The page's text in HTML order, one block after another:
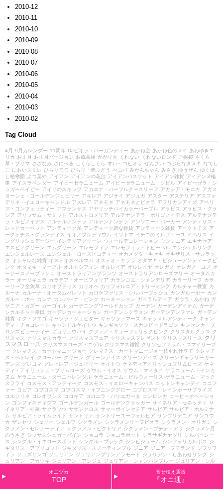
2010-12
2010-11
2010-10
2010-09
2010-08
2010-07
2010-06
2010-05
2010-04
2010-03
2010-02
Tag Cloud
4月 9月カレンダー 11周年 DJビオラ・バーガンディー あかね空 あかね色のメイ
あわゆきエ
リカ お正月 お正月バージョン お歳暮用 かがり火 くれない くれないロンド ご挨拶 さくら
草・プリマ さざなみ さにべる しくらしくら すい～つビオラ ぜんざい つぶらなタヌキ なでし
こ
においスミレ ひらりモモ ひらり・赤ぶどう べコパ みかんちゃん みさき ゆうぜん
ゆくは
し植物園
よつ葉や アイアン アイアンの花台 アイアンバスケット アイアン雑貨 アイアン３輪
車 アイスラベンダー アイビーゼラニューム アイビーゼラニューム・シビル アイビーゼラ・シ
ュガーベイビー アイリのスキップ アカエナ・パープルグースリーフ アカシア・モニカ アガス
ターシェ・ゴールデンジュビリー アキレア アジサイ アジュガ アスター アステリア アスフォ
デリネ・イエローキャンドル アズレア アネモネ アネモネとビオラ アフリカンアイズ アベリ
ア・コンフェッティー アマランサス アヤリッチバイカラーパープル アラビス
アラビス・グラ
シア アリッサム・サミット アルストロメリア アルテナンテラ・ポリゴノイデス
アルテナンテ
ラ・ルビノイデス
アルテルナンテラ アルテンナンテラ アンソニー・パーカー アンティリス・
レッドカーペット
アンティーク系 アンティーク調な雑貨 アンティーク雑貨 アークトチス
ア
ークトチス・グランディス
イオノプシディウム イソトマ イチゴのミルフィーユ イベリス
イ
ングリッシュデージー インテリアグリーン ウォールデコレーション ウンシニア エキナセア
エスピノグリーン エムグリーン エレモフィラ エレモフィラ・トビーベル エンジェルリング
エンジェルレース
エンジェル・ローズピコティー オカメヅタ・キセキ オキザリス・サンラッ
ク
オシャレな雑貨 オステオスペルマム オステオ・キララ
オダマキ・ビジューアンティークピ
ンク
オダマキ・マーブル オルトシフォン オルレイア オルレイヤ オレガノ オレガノ・ユノ
オ
ージースノーブッシュ
オーストラリアンプランツ オーストラリアンローズマリー オータムカ
ラー オーリキュラ カラテア・オービフォリア カランコエ・シャンデリア カラーリーフ カラ
ーリーフ金魚草 カリオプテリス カリオペ カリフォルニア・ドリーミング カルチャー教室 カ
ルーナ カルーナ・オータムパレット カロケファリス・シルバーブッシュ カンガルーポー カン
ガルー・ポー カンナ カンパーナ・ピンク カーネーション ガイラルディア ガウラ・あかね ガ
ザニア・ガズー ガーゴイル ガーデニングワールドカップ ガーデン ガーデンアイテム ガーデ
ンカルチャー幸田
ガーデンカーネーション ガーデンシクラメン ガーデンデンファレ ガーデン
雑貨 キク・フエゴ キャツラ・ジュピター キャツラ・マーズ キャラメルアンティーク
キャン
ディ・チョコレート
キャンドルケイトウ キンギョソウ・スカンピードラゴン キンセンカ・ブ
ロンズビューティー ギョリュウバイ クフェア・キューフェリックピンク クリスタルグラス
ク
リスマス
クリスマスカラー クリスマスフェア クリスマスプレゼント クリスマスリース
クリ
スマスローズ クリスマスローズ・ニゲル クリスマス雑貨 クリソセファラム・スマイリープ
ー クレマチス・カートマニージョー クレマチス・カートマニージョー枝垂れ仕立て クレマチ
ス・ペトレイ
クローバー グリーン グリーンアイス グリーンアイズ グリーンギャラリーガー
デンズ グレコマ グレビレア・ジュビリー ケイトウ ケネディアイリッシュプリムローズ ケネ
ディ・アイリッシュ・プリムローズ ゲウム・イオス ゲウム・マイタイ ゲラニューム・インカ
ヌム ゲラニューム・ターニャレンダル ゲラニューム・ビルウォーリス ゲラニューム・マック
スフライ
コスモス・アンティーク コスモス・イエローキャンパス コットンキャンディ
コニフ
ァー
コピア コプロスマ コプロスマ・イブニンググロー
コプロスマ・レインボーサプライズ
コルジリネ
コレオプシス コロキア コロニラ・バリエガータ コンロンカ
コーヒーオベーショ
ン ゴンフォスティグマ ゴールデンガール ゴールデンクラッカー サイネリア・セネッティ サ
イネリア・桂華 サクラソウ サザンクロス サマーポインセチア サルビア サルビア・ホルミナ
ム サルビア・ライムライト サントリナ サントリーユーフォルビア サンブリテニア サンユウ
カ ザンセツ シェリー シェルフ シクラメン シクラメンリーフビオラ シクラメン・オリガミ
シ
クラメン・セレナーディア シクラメン・ビクトリア シクラメン・プチティアラ
シクラメン月
のうさぎ シッサスシュガーバイン ショコラ ショコラポット シラサギカヤツリ
シルバーレー
ス
シングル・イエロースポット シングル・ブラック シンビジューム シンフォリカルポス
ジ
ギタリス・アプリコット
ジギタリス・スノーティンプル ジニア ジニア・プチランド ジプソフ
ィラ
ジュズサンゴ ジュリアン ジュリアンプリンアラモード ジュリアン・しあわせリング ジ
ュリアン・アカツキ ジュリアン・アンジュ ジュリアン・シャンパンブルー ジュリアン・シル
スカビオサ スカビオサ・ブルーバルーン スティパ ステルニー
ストレプトカーパス・クリスタルアイス
ストロビランサス スプラッシュ・メドゥ
オニヅカ
TOP
寄せ植え通販
『オニ通』